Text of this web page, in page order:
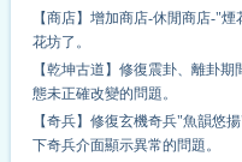
【商店】增加商店-休閒商店-"
花坊了。
【乾坤古道】修復震卦、離卦
態未正確改變的問題。
【奇兵】修復玄機奇兵"魚韻悠
下奇兵介面顯示異常的問題。